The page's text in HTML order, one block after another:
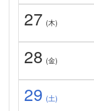
27 (木)
28 (金)
29 (土)